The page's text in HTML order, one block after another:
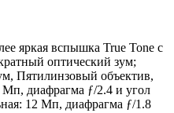
яркая вспышка True Tone с
оптический зум;
Пятилинзовый объектив,
диафрагма ƒ/ 2.4 и угол
12 Мп, диафрагма ƒ/ 1.8